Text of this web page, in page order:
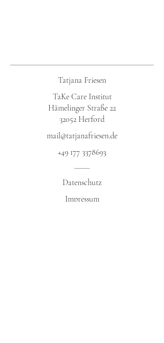
Tatjana Friesen
TaKe Care Institut
Hämelinger Straße 22
32052 Herford​
mail@tatjanafriesen.de
+49 177 3378693
Datenschutz​
Impressum